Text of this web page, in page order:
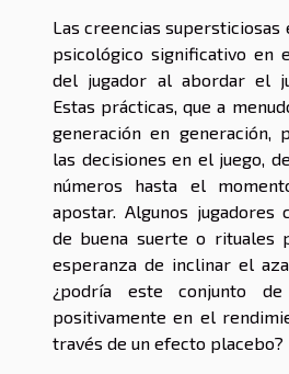
Las creencias supersticiosas
psicológico significativo en
del jugador al abordar el
Estas prácticas, que a
generación en generación,
las decisiones en el juego,
números hasta el
apostar. Algunos jugadores
de buena suerte o rituales
esperanza de inclinar el
¿podría este conjunto
positivamente en el
través de un efecto placebo?